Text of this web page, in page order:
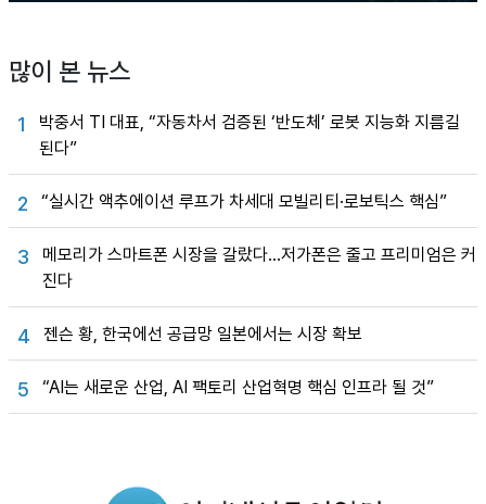
많이 본 뉴스
1
박중서 TI 대표, “자동차서 검증된 ‘반도체’ 로봇 지능화 지름길
된다”
2 “실시간 액추에이션 루프가 차세대 모빌리티·로보틱스 핵심”
3
메모리가 스마트폰 시장을 갈랐다…저가폰은 줄고 프리미엄은 커
진다
4 젠슨 황, 한국에선 공급망 일본에서는 시장 확보
5 “AI는 새로운 산업, AI 팩토리 산업혁명 핵심 인프라 될 것”